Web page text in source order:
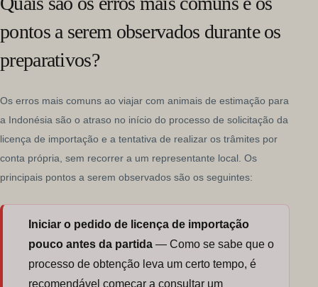
pontos a serem observados durante os
preparativos?
Os erros mais comuns ao viajar com animais de estimação para
a Indonésia são o atraso no início do processo de solicitação da
licença de importação e a tentativa de realizar os trâmites por
conta própria, sem recorrer a um representante local. Os
principais pontos a serem observados são os seguintes:
Iniciar o pedido de licença de importação
pouco antes da partida — Como se sabe que o
processo de obtenção leva um certo tempo, é
recomendável começar a consultar um